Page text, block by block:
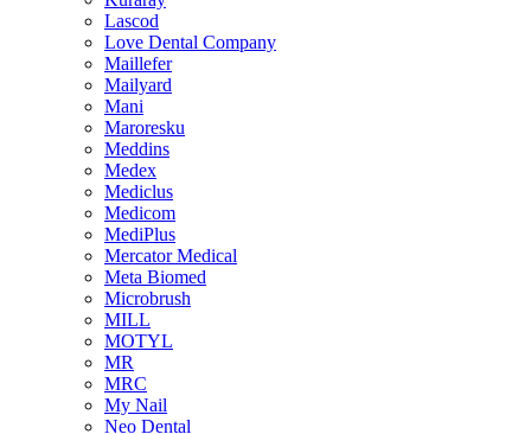
Lascod
Love Dental Company
Maillefer
Mailyard
Mani
Maroresku
Meddins
Medex
Mediclus
Medicom
MediPlus
Mercator Medical
Meta Biomed
Microbrush
MILL
MOTYL
MR
MRC
My Nail
Neo Dental